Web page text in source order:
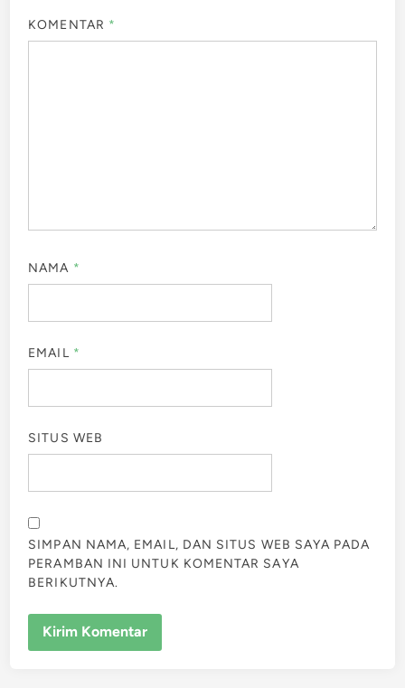
KOMENTAR *
NAMA *
EMAIL *
SITUS WEB
SIMPAN NAMA, EMAIL, DAN SITUS WEB SAYA PADA
PERAMBAN INI UNTUK KOMENTAR SAYA
BERIKUTNYA.